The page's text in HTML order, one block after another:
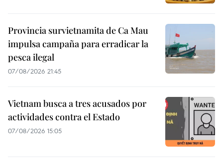
Provincia survietnamita de Ca Mau
impulsa campaña para erradicar la
pesca ilegal
07/08/2026 21:45
Vietnam busca a tres acusados por
actividades contra el Estado
07/08/2026 15:05